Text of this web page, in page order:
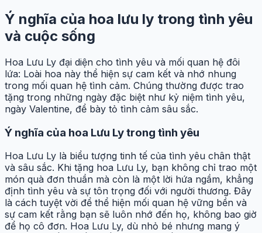
Ý nghĩa của hoa lưu ly trong tình yêu
và cuộc sống
Hoa Lưu Ly đại diện cho tình yêu và mối quan hệ đôi
lứa: Loài hoa này thể hiện sự cam kết và nhớ nhung
trong mối quan hệ tình cảm. Chúng thường được trao
tặng trong những ngày đặc biệt như kỷ niệm tình yêu,
ngày Valentine, để bày tỏ tình cảm sâu sắc.
Ý nghĩa của hoa Lưu Ly trong tình yêu
Hoa Lưu Ly là biểu tượng tinh tế của tình yêu chân thật
và sâu sắc. Khi tặng hoa Lưu Ly, bạn không chỉ trao một
món quà đơn thuần mà còn là một lời hứa ngầm, khẳng
định tình yêu và sự tôn trọng đối với người thương. Đây
là cách tuyệt vời để thể hiện mối quan hệ vững bền và
sự cam kết rằng bạn sẽ luôn nhớ đến họ, không bao giờ
để họ cô đơn. Hoa Lưu Ly, dù nhỏ bé nhưng mang ý